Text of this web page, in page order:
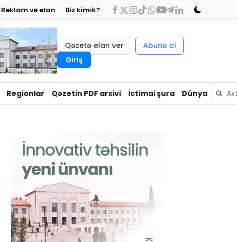
Reklam və elan Biz kimik?
Qəzetə elan ver
Abunə ol
Giriş
Regionlar Qəzetin PDF arxivi İctimai şura Dünya